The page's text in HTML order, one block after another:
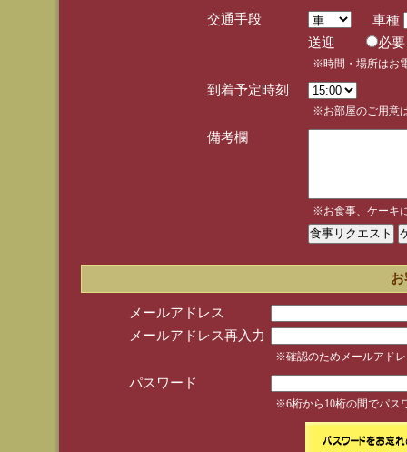
交通手段
車種
送迎
※時間・場所はお
到着予定時刻
※お部屋のご用意
備考欄
※お食事、ケーキ
メールアドレス
メールアドレス再入力
※確認のためメールアド
パスワード
※6桁から10桁の間でパス